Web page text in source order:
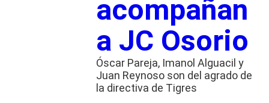
acompañan
a JC Osorio
Óscar Pareja, Imanol Alguacil y
Juan Reynoso son del agrado de
la directiva de Tigres